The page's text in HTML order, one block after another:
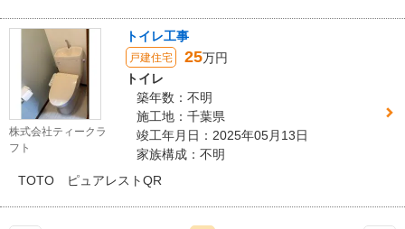
株式会社ティークラ
フト
トイレ工事
戸建住宅 25万円
トイレ
築年数：不明
施工地：千葉県
竣工年月日：2025年05月13日
家族構成：不明
TOTO ピュアレストQR